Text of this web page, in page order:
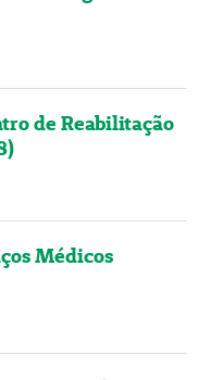
de Reabilitação
Médicos